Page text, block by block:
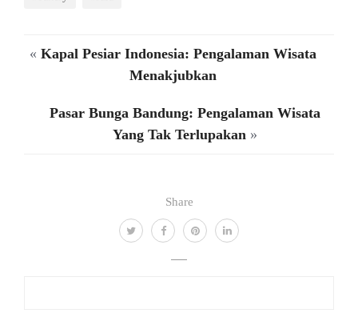
Share
« Kapal Pesiar Indonesia: Pengalaman Wisata
Menakjubkan
Pasar Bunga Bandung: Pengalaman Wisata
Yang Tak Terlupakan »